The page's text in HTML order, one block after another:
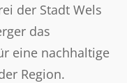
der Stadt Wels
das
eine nachhaltige
Region.